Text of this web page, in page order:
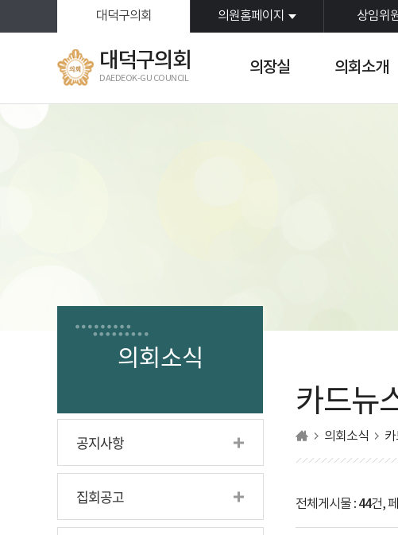
대덕구의회 의원홈페이지 상임위
대덕구의회
DAEDEOK-GU COUNCIL
의장실 의회소개
의회소식
공지사항
집회공고
의회소식
카드뉴
전체게시물 : 44건,